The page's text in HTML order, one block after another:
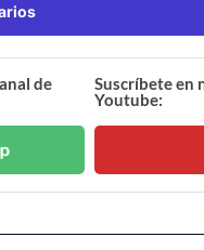
de
Suscríbete en
Youtube: